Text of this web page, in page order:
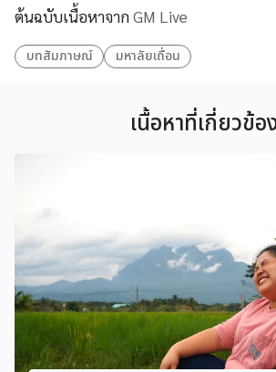
ต้นฉบับเนื้อหาจากGM Live
บทสัมภาษณ์ มหาลัยเถื่อน
เนื้อหาที่เกี่ยวข้อ